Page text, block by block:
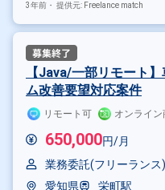
3年前・ 提供元: Freelance match
【Java/一部リモート
ム改善要望対応案件
リモート可 オンライン
650,000円/月
業務委託(フリーランス)
愛知県
栄町駅